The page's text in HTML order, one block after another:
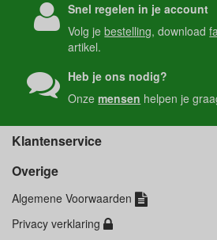
Snel regelen in je account
Volg jebestelling, download
artikel.
Heb je ons nodig?
Onzemensen helpen je
Klantenservice
Overige
Algemene Voorwaarden
Privacy verklaring